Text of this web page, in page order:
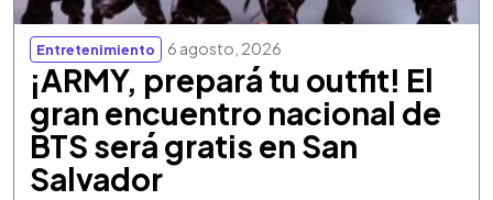
Entretenimiento 6 agosto, 2026
¡ARMY, prepará tu outfit! El
gran encuentro nacional de
BTS será gratis en San
Salvador